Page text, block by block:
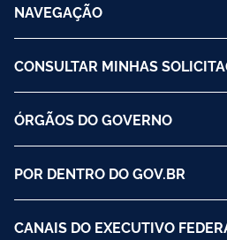
NAVEGAÇÃO
CONSULTAR MINHAS
ÓRGÃOS DO GOVERNO
POR DENTRO DO GOV.BR
CANAIS DO EXECUTIVO